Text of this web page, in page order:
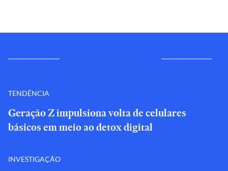
TENDÊNCIA
Geração Z impulsiona volta de celulares
básicos em meio ao detox digital
INVESTIGAÇÃO